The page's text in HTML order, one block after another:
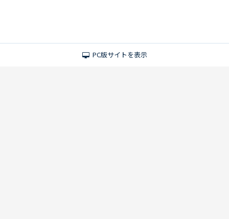
PC版サイトを表示